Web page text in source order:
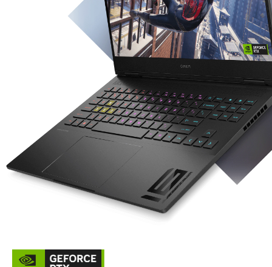
* Para lograr un rendimiento y una capacidad de carga
óptimos mientras se juega o se renderiza, utiliza el
adaptador de alimentación que se suministra con
el equipo. Puedes utilizar el adaptador Type-C
de 100 W/20 V o el cargador portátil al ejecutar tareas
poco exigentes. El sistema de carga en apagado solo
es compatible con un cargador portátil o adaptador